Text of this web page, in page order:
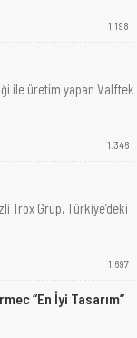
1.198
ile üretim yapan Valftek
1.346
Trox Grup, Türkiye’deki
1.697
“En İyi Tasarım”